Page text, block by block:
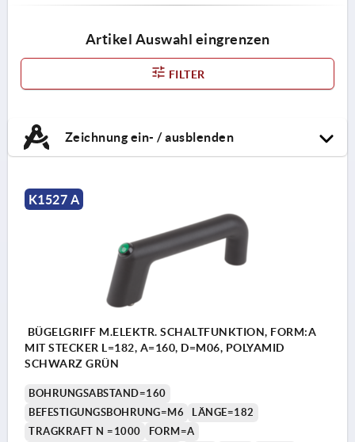
Artikel Auswahl eingrenzen
FILTER
Zeichnung ein- / ausblenden
K1527 A
BÜGELGRIFF M.ELEKTR. SCHALTFUNKTION, FORM:A
MIT STECKER L=182, A=160, D=M06, POLYAMID
SCHWARZ GRÜN
BOHRUNGSABSTAND=160
BEFESTIGUNGSBOHRUNG=M6
LÄNGE=182
TRAGKRAFT N =1000
FORM=A